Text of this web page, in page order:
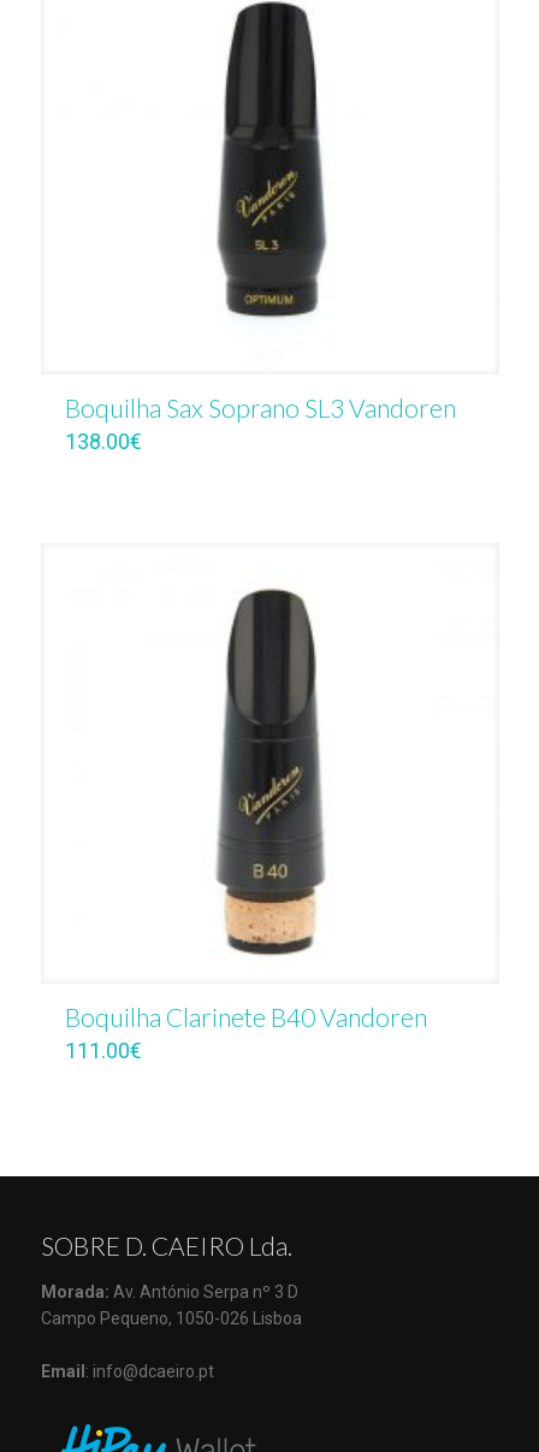
Boquilha Sax Soprano SL3 Vandoren
138.00€
Boquilha Clarinete B40 Vandoren
111.00€
SOBRE D. CAEIRO Lda.
Morada: Av. António Serpa nº 3 D
Campo Pequeno, 1050-026 Lisboa
Email : info@dcaeiro.pt